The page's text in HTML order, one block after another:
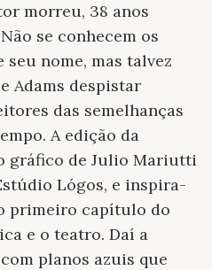
morreu, 38 anos
se conhecem os
nome, mas talvez
Adams despistar
das semelhanças
A edição da
gráfico de Julio Mariutti
Lógos, e inspira-
primeiro capítulo do
e o teatro. Daí a
planos azuis que